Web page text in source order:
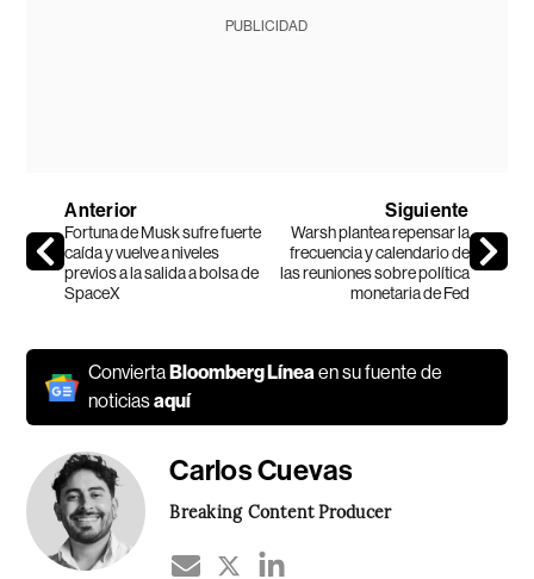
PUBLICIDAD
Anterior
Fortuna de Musk sufre fuerte
caída y vuelve a niveles
previos a la salida a bolsa de
SpaceX
Siguiente
Warsh plantea repensar la
frecuencia y calendario de
las reuniones sobre política
monetaria de Fed
Convierta Bloomberg Líneaen su fuente de
noticiasaquí
Carlos Cuevas
Breaking Content Producer